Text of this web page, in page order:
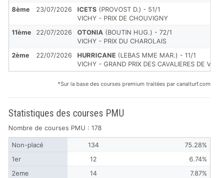
8ème
23/07/2026 ICETS (PROVOST D.) - 51/1
VICHY - PRIX DE CHOUVIGNY
11ème
22/07/2026 OTONIA (BOUTIN HUG.) - 72/1
VICHY - PRIX DU CHAROLAIS
2ème
22/07/2026 HURRICANE (LEBAS MME MAR.) - 11/1
VICHY - GRAND PRIX DES CAVALIERES DE
*Sur la base des courses premium traitées par canalturf.com
Statistiques des courses PMU
Nombre de courses PMU : 178
Non-placé 134
75.28%
1er
12
6.74%
2eme
14
7.87%